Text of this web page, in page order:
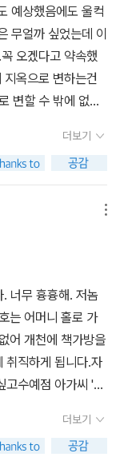
꼭 기다리고 있어야
! 절대로!'(60쪽)인
속이지 않을까. 약
아픈 부분이었다.
상할 수 있을까.인
홍장인의 모습도 생
다. 그는 그들에게
인 역시 그랬던 것
속한 사람, 마지막 순
홍장인의 마음을
겠다는 생각이 든
도록 도와주기 위
인 스스로 너무나
광주민주화운
존엄함이 극한의
간을 건너 계속해서
가의 말에 깊이 공
살아있을 것이다.
역할을 지금 우
땠을까?등등 여러
개 손거울에 새긴
없이 행복해진다'는
그러나 무엇보다
없도록, 단지 그때
기는 영원히 기억해
맞아 세상을 떠난
예상했음에도 울컥
무얼까 싶었는데 이
오겠다고 약속했
옥으로 변하는건
변할 수 밖에 없었
작 시리즈로 이유없
속에서라도 설레
음에 또다시 울컥
의 이야기도 짧다.
는 것을 잊지 말고
서를 제공 받아 읽
더보기
너무 흉흉해. 저놈
는 어머니 홀로 가
어 개천에 책가방을
취직하게 됩니다.자
고수예점 아가씨 '순
나가고길거리가 피
못했습니다.🏵 책의
더보기